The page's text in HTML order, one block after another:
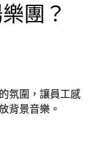
團？
氛圍，讓員工感
背景音樂。